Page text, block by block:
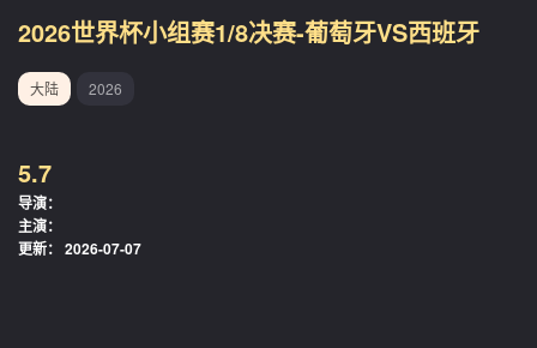
2026世界杯小组赛1/8决赛-葡萄牙VS西班牙
大陆 2026
5.7
导演：
主演：
更新： 2026-07-07